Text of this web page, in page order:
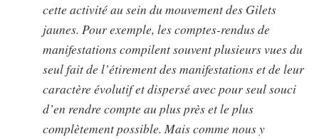
cette activité au sein du mouvement des Gilets
jaunes. Pour exemple, les comptes-rendus de
manifestations compilent souvent plusieurs vues du
seul fait de l’étirement des manifestations et de leur
caractère évolutif et dispersé avec pour seul souci
d’en rendre compte au plus près et le plus
complètement possible. Mais comme nous y